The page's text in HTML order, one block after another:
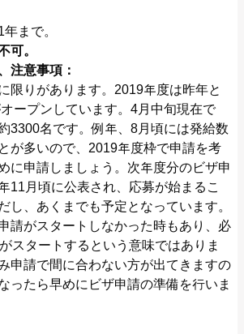
まで。
可。
注意事項：
限りがあります。2019年度は昨年と
ープンしています。4⽉中旬現在で
3300名です。例年、8月頃には発給数
が多いので、2019年度枠で申請を考
に申請しましょう。次年度分のビザ申
11月頃に公表され、応募が始まるこ
し、あくまでも予定となっています。
請がスタートしなかった時もあり、必
スタートするという意味ではありま
申請で間に合わない方が出てきますの
ったら早めにビザ申請の準備を行いま